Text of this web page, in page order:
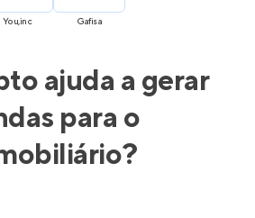
You,inc Gafisa
ajuda a gerar
para o